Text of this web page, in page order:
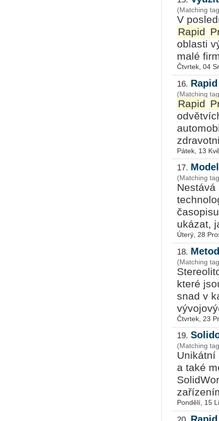
(Matching
V
Rapid
oblasti
malé
Čtvrtek, 04
16.
(Matching
Rapid
Pátek, 13
17.
(Matching
Nestává
ukázat,
Úterý, 28
18.
(Matching
které
snad v
Čtvrtek, 23
19.
(Matching
Unikátní
a také
Pondělí, 15